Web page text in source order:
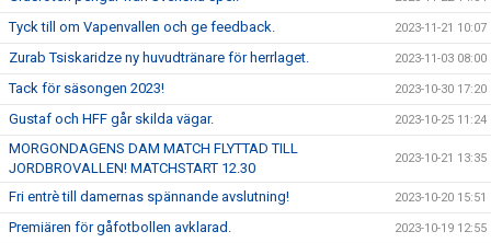
Tyck till om Vapenvallen och ge feedback. 2023-11-21 10:07
Zurab Tsiskaridze ny huvudtränare för herrlaget. 2023-11-03 08:00
Tack för säsongen 2023! 2023-10-30 17:20
Gustaf och HFF går skilda vägar. 2023-10-25 11:24
MORGONDAGENS DAM MATCH FLYTTAD TILL
JORDBROVALLEN! MATCHSTART 12.30
2023-10-21 13:35
Fri entrè till damernas spännande avslutning! 2023-10-20 15:51
Premiären för gåfotbollen avklarad. 2023-10-19 12:55